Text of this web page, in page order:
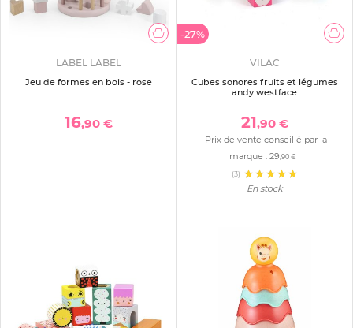
LABEL LABEL
Jeu de formes en bois - rose
16,90 €
-27%
VILAC
Cubes sonores fruits et légumes
andy westface
21,90 €
Prix de vente conseillé par la
marque :29 ,90 €
(3)
En stock